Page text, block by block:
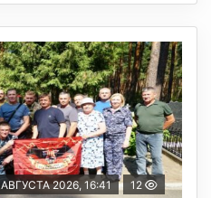
2026, 16:41 12